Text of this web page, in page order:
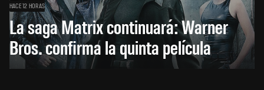
HACE 12 HORAS
La saga Matrix continuará: Warner
Bros. confirma la quinta película